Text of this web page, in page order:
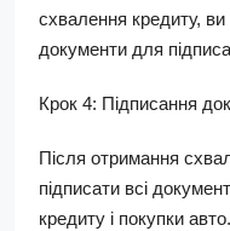
схвалення кредиту, ви
документи для
Крок 4: Підписання
Після отримання
підписати всі
кредиту і покупки